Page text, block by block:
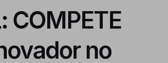
COMPETE
no